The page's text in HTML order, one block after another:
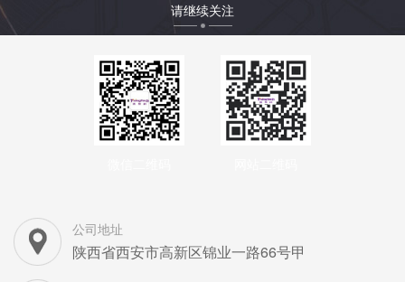
请继续关注
公司地址
陕西省西安市高新区锦业一路66号甲